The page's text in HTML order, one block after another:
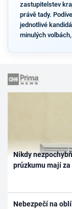
zastupitelstev
právě tady.
jednotlivé
minulých
Nikdy
průzkumu mají
Nebezpečí na